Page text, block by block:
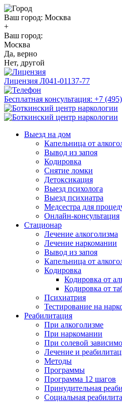
Ваш город: Москва
+
Ваш город:
Москва
Да, верно
Нет, другой
Лицензия Л041-01137-77
Бесплатная консультация: +7
Выезд на дом
Капельница от
Вывод из запоя
Кодировка
Снятие ломки
Детоксикация
Выезд психолога
Выезд психиатра
Медсестра для
Онлайн-консультация
Стационар
Лечение алкоголизма
Лечение наркомании
Вывод из запоя
Капельница от
Кодировка
Кодировка от
Кодировка от
Психиатрия
Тестирование на
Реабилитация
При алкоголизме
При наркомании
При солевой
Лечение и
Методы
Программы
Программа 12 шагов
Принудительная
Социальная